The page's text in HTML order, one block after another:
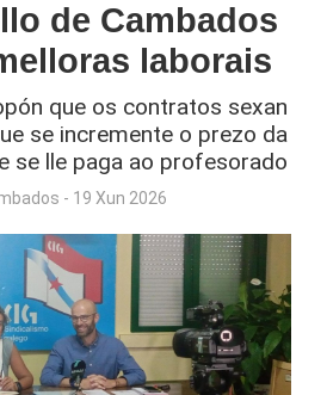
de Cambados
laborais
que os contratos sexan
se incremente o prezo da
se lle paga ao profesorado
- 19 Xun 2026